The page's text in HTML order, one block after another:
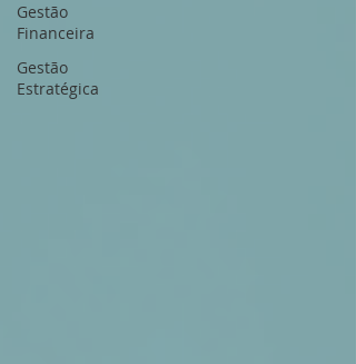
Gestão
Financeira
Gestão
Estratégica